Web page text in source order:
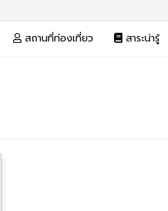
สถานที่ท่องเที่ยว สาระน่ารู้